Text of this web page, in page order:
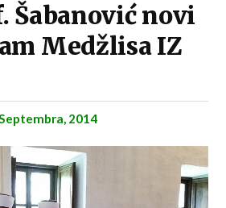
Šabanović novi
Medžlisa IZ
2014